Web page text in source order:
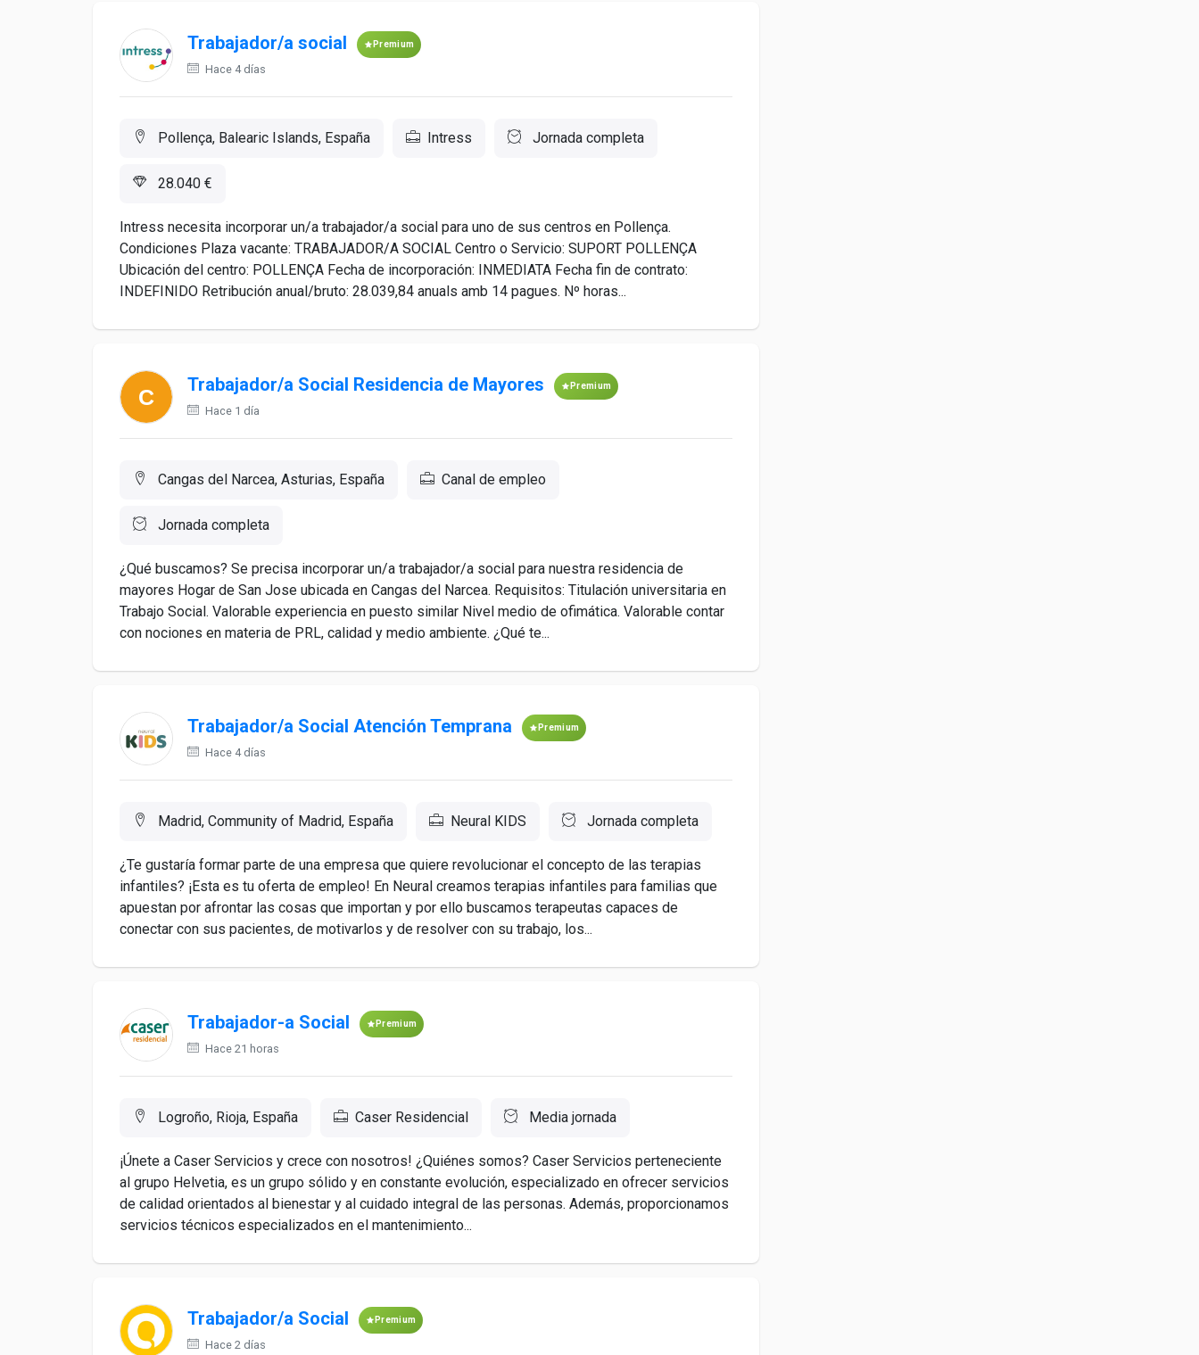
Trabajador/a social Premium
Hace 4 días
Pollença, Balearic Islands, España Intress Jornada completa
28.040 €
Intress necesita incorporar un/a trabajador/a social para uno de sus centros en Pollença.
Condiciones Plaza vacante: TRABAJADOR/A SOCIAL Centro o Servicio: SUPORT POLLENÇA
Ubicación del centro: POLLENÇA Fecha de incorporación: INMEDIATA Fecha fin de contrato:
INDEFINIDO Retribución anual/bruto: 28.039,84 anuals amb 14 pagues. Nº horas...
Trabajador/a Social Residencia de Mayores Premium
Hace 1 día
Cangas del Narcea, Asturias, España Canal de empleo
Jornada completa
¿Qué buscamos? Se precisa incorporar un/a trabajador/a social para nuestra residencia de
mayores Hogar de San Jose ubicada en Cangas del Narcea. Requisitos: Titulación universitaria en
Trabajo Social. Valorable experiencia en puesto similar Nivel medio de ofimática. Valorable contar
con nociones en materia de PRL, calidad y medio ambiente. ¿Qué te...
Trabajador/a Social Atención Temprana Premium
Hace 4 días
Madrid, Community of Madrid, España Neural KIDS Jornada completa
¿Te gustaría formar parte de una empresa que quiere revolucionar el concepto de las terapias
infantiles? ¡Esta es tu oferta de empleo! En Neural creamos terapias infantiles para familias que
apuestan por afrontar las cosas que importan y por ello buscamos terapeutas capaces de
conectar con sus pacientes, de motivarlos y de resolver con su trabajo, los...
Trabajador-a Social Premium
Hace 21 horas
Logroño, Rioja, España Caser Residencial Media jornada
¡Únete a Caser Servicios y crece con nosotros! ¿Quiénes somos? Caser Servicios perteneciente
al grupo Helvetia, es un grupo sólido y en constante evolución, especializado en ofrecer servicios
de calidad orientados al bienestar y al cuidado integral de las personas. Además, proporcionamos
servicios técnicos especializados en el mantenimiento...
Trabajador/a Social Premium
Hace 2 días